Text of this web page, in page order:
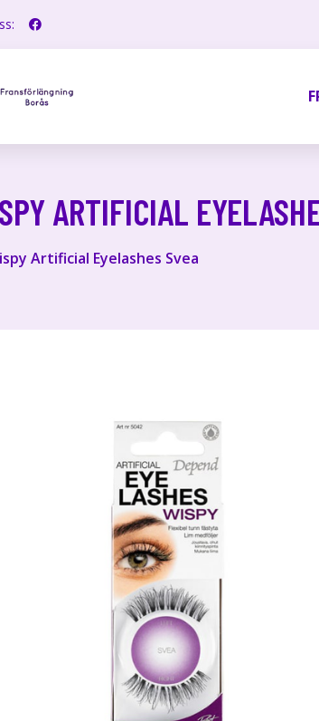
ARTIFICIAL
Artificial Eyelashes Svea